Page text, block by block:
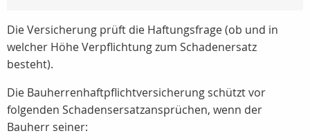
Die Versicherung prüft die Haftungsfrage (ob und in
welcher Höhe Verpflichtung zum Schadenersatz
besteht).
Die Bauherrenhaftpflichtversicherung schützt vor
folgenden Schadensersatzansprüchen, wenn der
Bauherr seiner: